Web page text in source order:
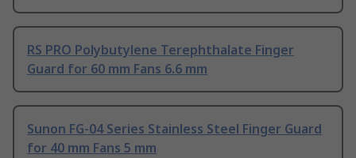
RS PRO Polybutylene Terephthalate Finger
Guard for 60 mm Fans 6.6 mm
Sunon FG-04 Series Stainless Steel Finger Guard
for 40 mm Fans 5 mm